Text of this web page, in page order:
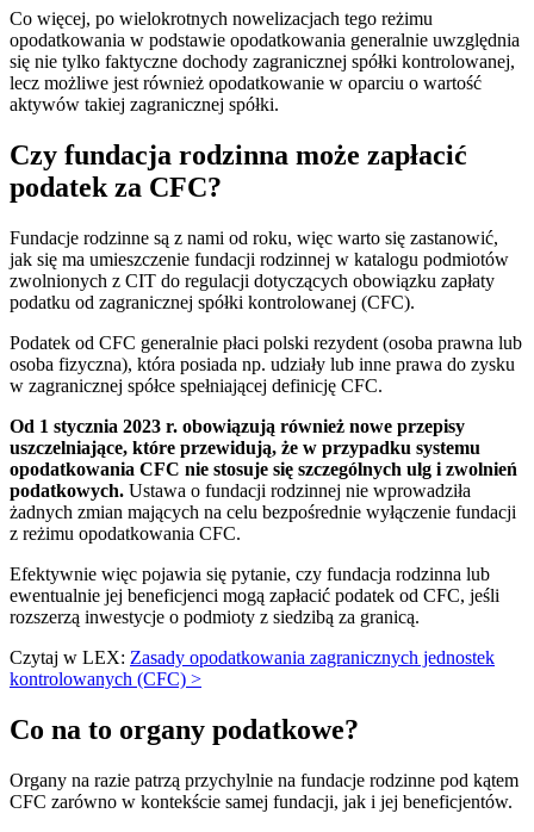
Co więcej, po wielokrotnych nowelizacjach tego reżimu
opodatkowania w podstawie opodatkowania generalnie uwzględnia
się nie tylko faktyczne dochody zagranicznej spółki kontrolowanej,
lecz możliwe jest również opodatkowanie w oparciu o wartość
aktywów takiej zagranicznej spółki.
Czy fundacja rodzinna może zapłacić
podatek za CFC?
Fundacje rodzinne są z nami od roku, więc warto się zastanowić,
jak się ma umieszczenie fundacji rodzinnej w katalogu podmiotów
zwolnionych z CIT do regulacji dotyczących obowiązku zapłaty
podatku od zagranicznej spółki kontrolowanej (CFC).
Podatek od CFC generalnie płaci polski rezydent (osoba prawna lub
osoba fizyczna), która posiada np. udziały lub inne prawa do zysku
w zagranicznej spółce spełniającej definicję CFC.
Od 1 stycznia 2023 r. obowiązują również nowe przepisy
uszczelniające, które przewidują, że w przypadku systemu
opodatkowania CFC nie stosuje się szczególnych ulg i zwolnień
podatkowych. Ustawa o fundacji rodzinnej nie wprowadziła
żadnych zmian mających na celu bezpośrednie wyłączenie fundacji
z reżimu opodatkowania CFC.
Efektywnie więc pojawia się pytanie, czy fundacja rodzinna lub
ewentualnie jej beneficjenci mogą zapłacić podatek od CFC, jeśli
rozszerzą inwestycje o podmioty z siedzibą za granicą.
Czytaj w LEX: Zasady opodatkowania zagranicznych jednostek
kontrolowanych (CFC) >
Co na to organy podatkowe?
Organy na razie patrzą przychylnie na fundacje rodzinne pod kątem
CFC zarówno w kontekście samej fundacji, jak i jej beneficjentów.